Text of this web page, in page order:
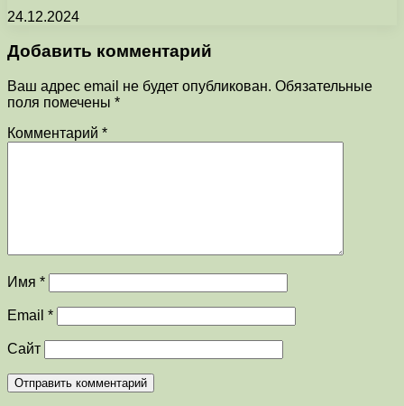
24.12.2024
Добавить комментарий
Ваш адрес email не будет опубликован. Обязательные
поля помечены *
Комментарий *
Имя *
Email *
Сайт